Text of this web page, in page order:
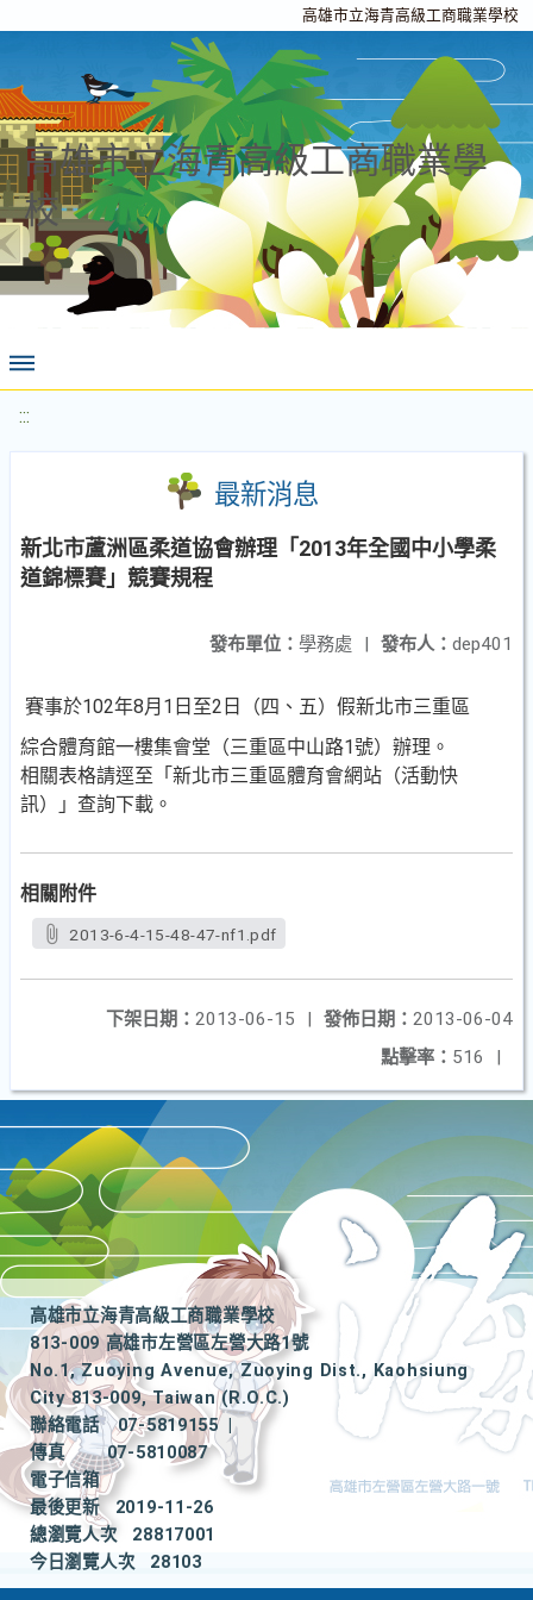
高雄市立海青高級工商職業學校
高雄市立海青高級工商職業學
校
:::
最新消息
新北市蘆洲區柔道協會辦理「2013年全國中小學柔
道錦標賽」競賽規程
發布人： dep401
發布單位： 學務處 |
賽事於102年8月1日至2日（四、五）假新北市三重區
綜合體育館一樓集會堂（三重區中山路1號）辦理。
相關表格請逕至「新北市三重區體育會網站（活動快
訊）」查詢下載。
相關附件
2013-6-4-15-48-47-nf1.pdf
發佈日期： 2013-06-04
下架日期： 2013-06-15
|
點擊率： 516 |
高雄市立海青高級工商職業學校
813-009 高雄市左營區左營大路1號
No.1, Zuoying Avenue, Zuoying Dist., Kaohsiung
City 813-009, Taiwan (R.O.C.)
聯絡電話
07-5819155
|
傳真
07-5810087
電子信箱
最後更新
2019-11-26
總瀏覽人次
28817001
今日瀏覽人次
28103